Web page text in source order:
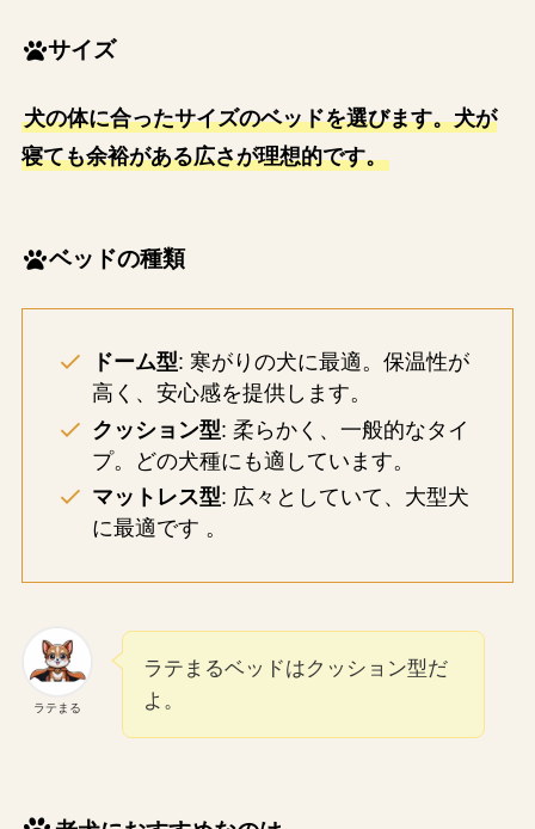
サイズ
犬の体に合ったサイズのベッドを選びます。犬が
寝ても余裕がある広さが理想的です​。
ベッドの種類
ドーム型: 寒がりの犬に最適。保温性が
高く、安心感を提供します。
クッション型: 柔らかく、一般的なタイ
プ。どの犬種にも適しています。
マットレス型: 広々としていて、大型犬
に最適です​ ​。
ラテまる
ラテまるベッドはクッション型だ
よ。